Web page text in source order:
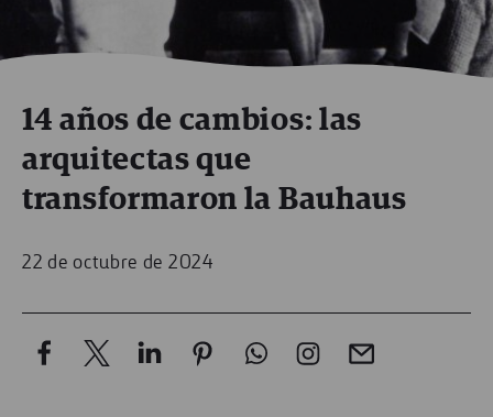
14 años de cambios: las
arquitectas que
transformaron la Bauhaus
22 de octubre de 2024